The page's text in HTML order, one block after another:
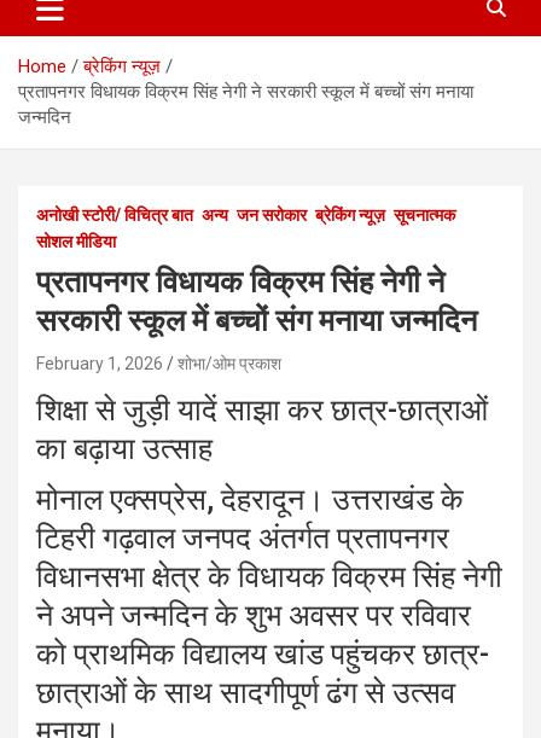
Home
ब्रेकिंग न्यूज़
प्रतापनगर विधायक विक्रम सिंह नेगी ने सरकारी स्कूल में बच्चों संग मनाया
जन्मदिन
अनोखी स्टोरी/ विचित्र बात अन्य जन सरोकार ब्रेकिंग न्यूज़ सूचनात्मक
सोशल मीडिया
प्रतापनगर विधायक विक्रम सिंह नेगी ने
सरकारी स्कूल में बच्चों संग मनाया जन्मदिन
February 1, 2026 शोभा/ओम प्रकाश
शिक्षा से जुड़ी यादें साझा कर छात्र-छात्राओं
का बढ़ाया उत्साह
मोनाल एक्सप्रेस, देहरादून। उत्तराखंड के
टिहरी गढ़वाल जनपद अंतर्गत प्रतापनगर
विधानसभा क्षेत्र के विधायक विक्रम सिंह नेगी
ने अपने जन्मदिन के शुभ अवसर पर रविवार
को प्राथमिक विद्यालय खांड पहुंचकर छात्र-
छात्राओं के साथ सादगीपूर्ण ढंग से उत्सव